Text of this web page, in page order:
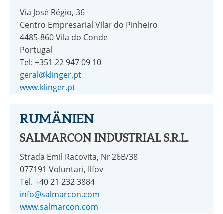
Via José Régio, 36
Centro Empresarial Vilar do Pinheiro
4485-860 Vila do Conde
Portugal
Tel: +351 22 947 09 10
geral@klinger.pt
www.klinger.pt
RUMÄNIEN
SALMARCON INDUSTRIAL S.R.L.
Strada Emil Racovita, Nr 26B/38
077191 Voluntari, Ilfov
Tel. +40 21 232 3884
info@salmarcon.com
www.salmarcon.com